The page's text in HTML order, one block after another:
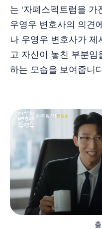
는 ‘자폐스펙트럼을 가
우영우 변호사의 의견
나 우영우 변호사가 제
고 자신이 놓친 부분임
하는 모습을 보여줍니